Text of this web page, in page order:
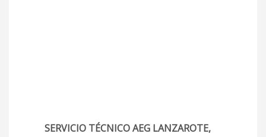
SERVICIO TÉCNICO AEG LANZAROTE,